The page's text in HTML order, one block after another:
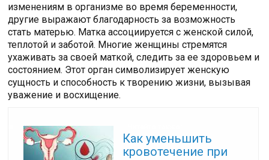
изменениям в организме во время беременности,
другие выражают благодарность за возможность
стать матерью. Матка ассоциируется с женской силой,
теплотой и заботой. Многие женщины стремятся
ухаживать за своей маткой, следить за ее здоровьем и
состоянием. Этот орган символизирует женскую
сущность и способность к творению жизни, вызывая
уважение и восхищение.
Как уменьшить
кровотечение при